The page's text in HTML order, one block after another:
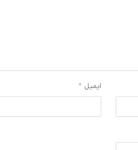
ایمیل *